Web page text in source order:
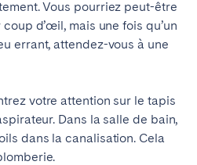
Vous pourriez peut-être
d’œil, mais une fois qu’un
errant, attendez-vous à une
votre attention sur le tapis
Dans la salle de bain,
dans la canalisation. Cela